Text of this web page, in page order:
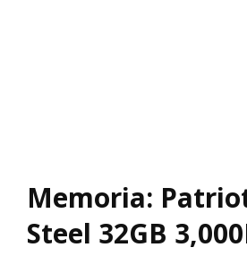
Memoria:
Steel 32GB